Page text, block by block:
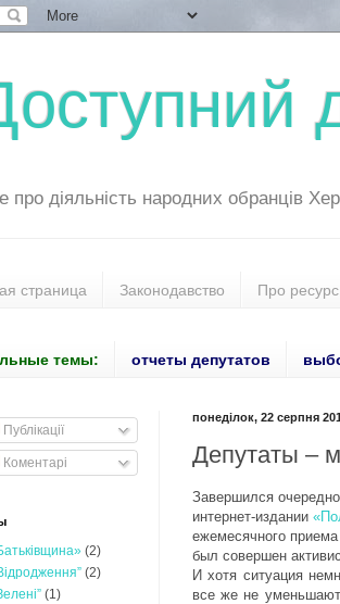
про діяльність народних обранців
страница Законодавство Про ресурс
темы: отчеты депутатов
понеділок, 22 серпня
Депутаты –
Завершился
интернет-издании
ежемесячного
был совершен
И хотя ситуация
все же не
Публікації
Коментарі
(2)
(2)
(1)